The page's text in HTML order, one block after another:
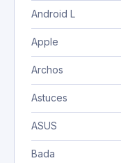
Android L
Apple
Archos
Astuces
ASUS
Bada